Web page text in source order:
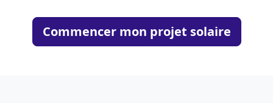
Commencer mon projet solaire